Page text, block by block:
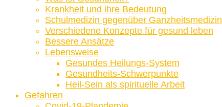
Krankheit und ihre Bedeutung
Schulmedizin gegenüber Ganzheitsmedizin
Verschiedene Konzepte für gesund leben
Bessere Ansätze
Lebensweise
Gesundes Heilungs-System
Gesundheits-Schwerpunkte
Heil-Sein als spirituelle Arbeit
Gefahren